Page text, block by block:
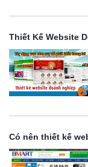
Thiết Kế Website
Có nên thiết kế